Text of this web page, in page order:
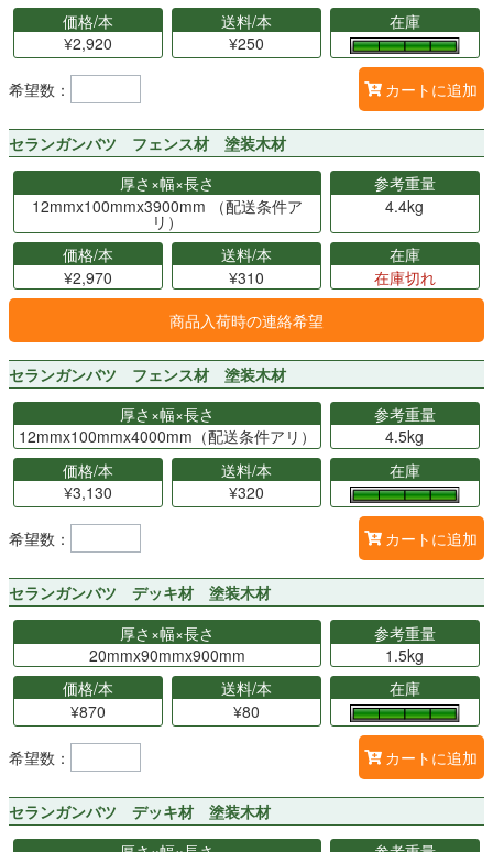
価格/本
¥2,920
送料/本
¥250
在庫
希望数： カートに追加
セランガンバツ フェンス材 塗装木材
厚さ×幅×長さ
12mmx100mmx3900mm （配送条件ア
リ）
参考重量
4.4kg
価格/本
¥2,970
送料/本
¥310
在庫
在庫切れ
商品入荷時の連絡希望
セランガンバツ フェンス材 塗装木材
厚さ×幅×長さ
12mmx100mmx4000mm（配送条件アリ）
参考重量
4.5kg
価格/本
¥3,130
送料/本
¥320
在庫
希望数： カートに追加
セランガンバツ デッキ材 塗装木材
厚さ×幅×長さ
20mmx90mmx900mm
参考重量
1.5kg
価格/本
¥870
送料/本
¥80
在庫
希望数： カートに追加
セランガンバツ デッキ材 塗装木材